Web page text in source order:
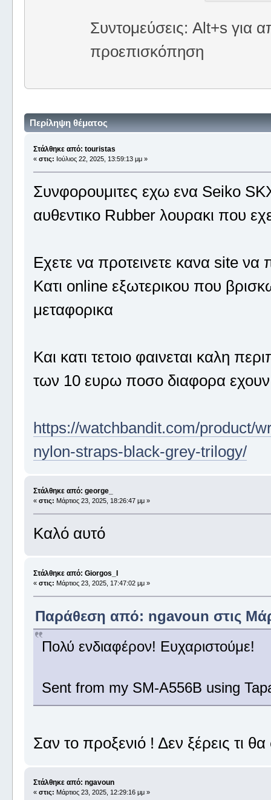
Συντομεύσεις: Alt+s για
προεπισκόπηση
Περίληψη θέματος
Στάλθηκε από: touristas
« στις: Ιούλιος 22, 2025, 13:59:13 μμ »
Συνφορουμιτες εχω ενα Seiko
αυθεντικο Rubber λουρακι που
Εχετε να προτεινετε κανα site
Κατι online εξωτερικου που
μεταφορικα
Και κατι τετοιο φαινεται καλη
των 10 ευρω ποσο διαφορα εχουν
https://watchbandit.com/product/
nylon-straps-black-grey-trilogy/
Στάλθηκε από: george_
« στις: Μάρτιος 23, 2025, 18:26:47 μμ »
Καλό αυτό
Στάλθηκε από: Giorgos_I
« στις: Μάρτιος 23, 2025, 17:47:02 μμ »
Παράθεση από: ngavoun στις
Πολύ ενδιαφέρον! Ευχαριστούμε!
Sent from my SM-A556B using
Σαν το προξενιό ! Δεν ξέρεις τι
Στάλθηκε από: ngavoun
« στις: Μάρτιος 23, 2025, 12:29:16 μμ »